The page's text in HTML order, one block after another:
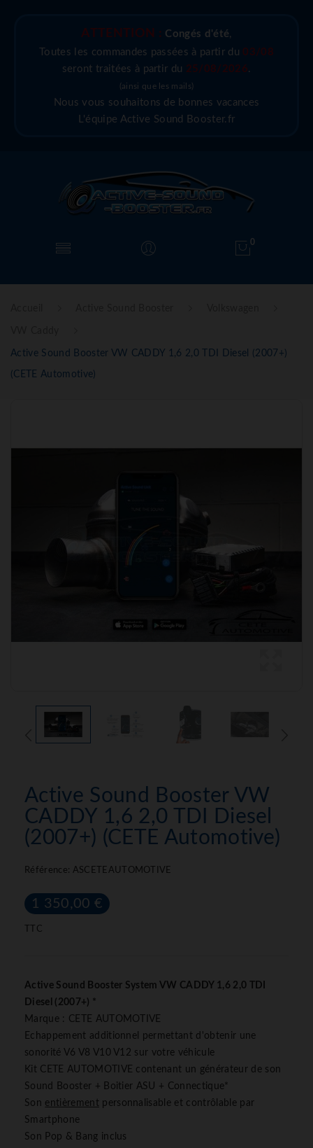
ATTENTION : Congés d'été,
Toutes les commandes passées à partir du 03/08
seront traitées à partir du 25/08/2026.
(ainsi que les mails)
Nous vous souhaitons de bonnes vacances
L'équipe Active Sound Booster.fr
0
Active Sound Booster VW CADDY 1,6 2,0 TDI Diesel (2007+)
(CETE Automotive)
Active Sound Booster VW
CADDY 1,6 2,0 TDI Diesel
(2007+) (CETE Automotive)
Référence: ASCETEAUTOMOTIVE
1 350,00 €
TTC
Active Sound Booster System VW CADDY 1,6 2,0 TDI
Diesel (2007+) *
Marque : CETE AUTOMOTIVE
Echappement additionnel permettant d'obtenir une
sonorité V6 V8 V10 V12 sur votre véhicule
Kit CETE AUTOMOTIVE contenant un générateur de son
Sound Booster + Boitier ASU + Connectique*
Son entièrementpersonnalisable et contrôlable par
Smartphone
Son Pop & Bang inclus